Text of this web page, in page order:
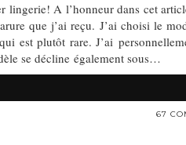
lingerie! A l’honneur dans cet
que j’ai reçu. J’ai choisi le
est plutôt rare. J’ai
se décline également sous…
67